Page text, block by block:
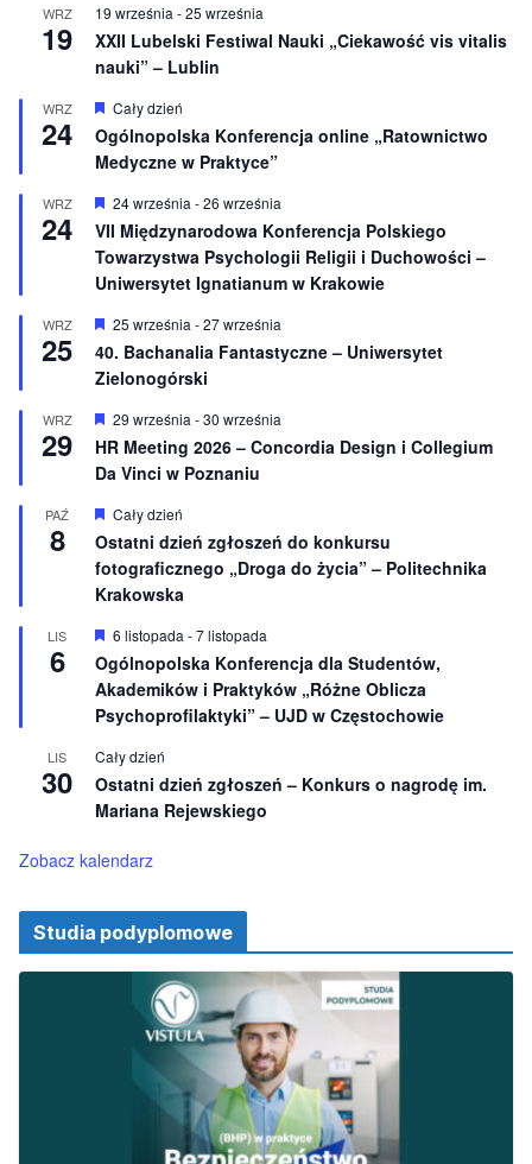
e
WRZ
19
19 września -25 września
XXII Lubelski Festiwal Nauki „Ciekawość vis vitalis
nauki” – Lublin
WRZ
24
W
r
ó
n
i
o
n
e
Cały dzień
Ogólnopolska Konferencja online „Ratownictwo
Medyczne w Praktyce”
WRZ
24
W
y
r
ó
ż
n
i
o
n
e
24 września -26 września
VII Międzynarodowa Konferencja Polskiego
Towarzystwa Psychologii Religii i Duchowości –
Uniwersytet Ignatianum w Krakowie
WRZ
25
W
r
ó
n
i
o
n
25 września -27 września
40. Bachanalia Fantastyczne – Uniwersytet
Zielonogórski
WRZ
29
W
y
r
ó
n
o
n
e
29 września -30 września
HR Meeting 2026 – Concordia Design i Collegium
Da Vinci w Poznaniu
PAŹ
8
W
r
ó
ż
n
i
o
n
e
Cały dzień
Ostatni dzień zgłoszeń do konkursu
fotograficznego „Droga do życia” – Politechnika
Krakowska
LIS
6
W
r
ó
ż
n
o
n
e
6 listopada -7 listopada
Ogólnopolska Konferencja dla Studentów,
Akademików i Praktyków „Różne Oblicza
Psychoprofilaktyki” – UJD w Częstochowie
LIS
30
Cały dzień
Ostatni dzień zgłoszeń – Konkurs o nagrodę im.
Mariana Rejewskiego
Zobacz kalendarz
Studia podyplomowe